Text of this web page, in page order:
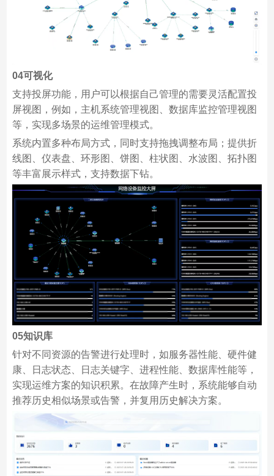
04可视化
支持投屏功能，用户可以根据自己管理的需要灵活配置投
屏视图，例如，主机系统管理视图、数据库监控管理视图
等，实现多场景的运维管理模式。
系统内置多种布局方式，同时支持拖拽调整布局；提供折
线图、仪表盘、环形图、饼图、柱状图、水波图、拓扑图
等丰富展示样式，支持数据下钻。
05知识库
针对不同资源的告警进行处理时，如服务器性能、硬件健
康、日志状态、日志关键字、进程性能、数据库性能等，
实现运维方案的知识积累。在故障产生时，系统能够自动
推荐历史相似场景或告警，并复用历史解决方案。